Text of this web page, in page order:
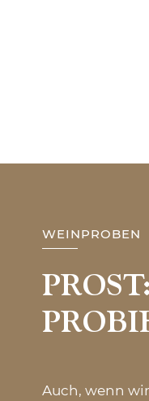
WEINPROBEN
Auch, wenn